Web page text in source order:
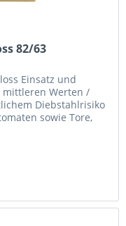
82/63
Einsatz und
mittleren Werten /
Diebstahlrisiko
sowie Tore,